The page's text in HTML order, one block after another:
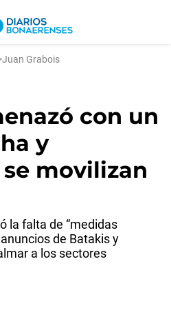
Juan Grabois
con un
y
movilizan
la falta de “medidas
de Batakis y
a los sectores